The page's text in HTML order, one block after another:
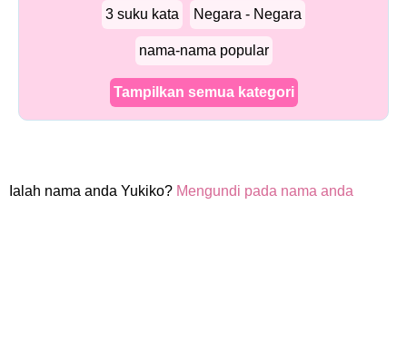
3 suku kata Negara - Negara
nama-nama popular
Tampilkan semua kategori
Ialah nama anda Yukiko? Mengundi pada nama anda